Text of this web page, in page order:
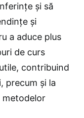
și să
și
a aduce plus
de curs
contribuind
precum și la
metodelor